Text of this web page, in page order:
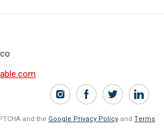
and the Google Privacy Policy and Terms